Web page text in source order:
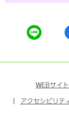
公
式
イ
WEBサイ
アクセシビリテ